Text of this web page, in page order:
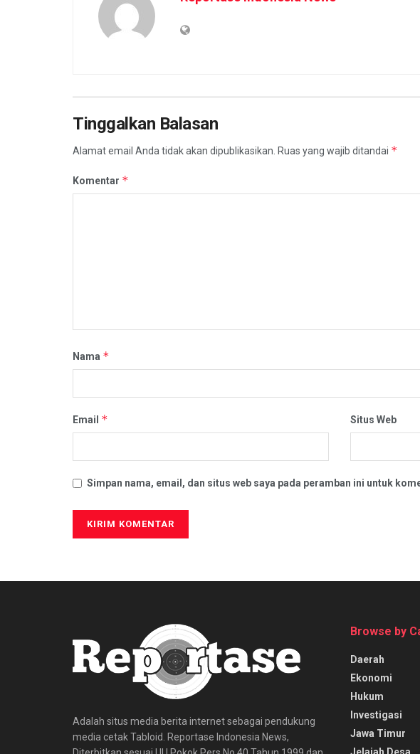
Tinggalkan Balasan
Alamat email Anda tidak akan dipublikasikan. Ruas yang wajib ditandai *
Komentar *
Nama *
Email * Situs Web
Simpan nama, email, dan situs web saya pada peramban ini untuk
Adalah situs media berita internet sebagai pendukung
media cetak Tabloid. Reportase Indonesia News,
Browse by
Daerah
Ekonomi
Hukum
Investigasi
Jawa Timur
Jelajah Desa